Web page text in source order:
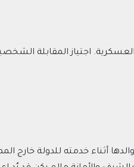
اجتياز المقابلة الشخصية
أثناء خدمته للدولة خارج